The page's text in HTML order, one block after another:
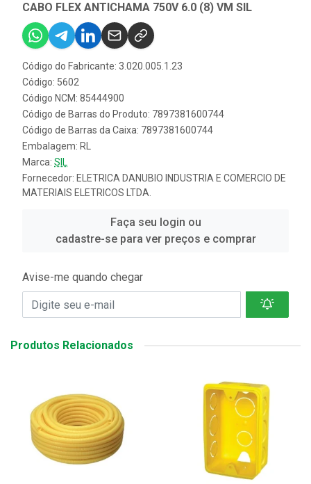
CABO FLEX ANTICHAMA 750V 6.0 (8) VM SIL
Código do Fabricante: 3.020.005.1.23
Código: 5602
Código NCM: 85444900
Código de Barras do Produto: 7897381600744
Código de Barras da Caixa: 7897381600744
Embalagem: RL
Marca: SIL
Fornecedor: ELETRICA DANUBIO INDUSTRIA E COMERCIO DE
MATERIAIS ELETRICOS LTDA.
Faça seu login ou
cadastre-se para ver preços e comprar
Avise-me quando chegar
Produtos Relacionados